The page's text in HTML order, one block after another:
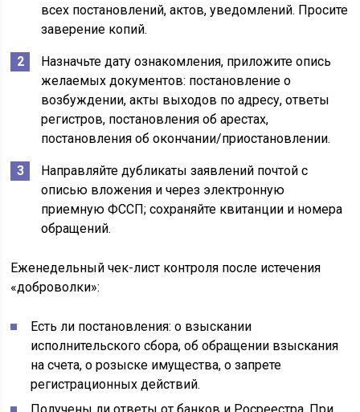
всех постановлений, актов, уведомлений. Просите
заверение копий.
Назначьте дату ознакомления, приложите опись
желаемых документов: постановление о
возбуждении, акты выходов по адресу, ответы
регистров, постановления об арестах,
постановления об окончании/приостановлении.
Направляйте дубликаты заявлений почтой с
описью вложения и через электронную
приемную ФССП; сохраняйте квитанции и номера
обращений.
Еженедельный чек-лист контроля после истечения
«доброволки»:
Есть ли постановления: о взыскании
исполнительского сбора, об обращении взыскания
на счета, о розыске имущества, о запрете
регистрационных действий.